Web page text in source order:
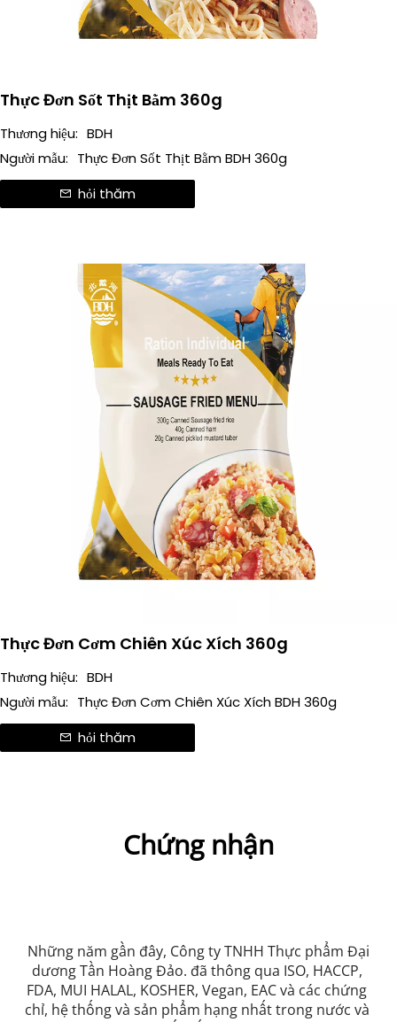
Thực Đơn Sốt Thịt Bằm 360g
Thương hiệu: BDH
Người mẫu: Thực Đơn Sốt Thịt Bằm BDH 360g
hỏi thăm
Thực Đơn Cơm Chiên Xúc Xích 360g
Thương hiệu: BDH
Người mẫu: Thực Đơn Cơm Chiên Xúc Xích BDH 360g
hỏi thăm
Chứng nhận
dương Tần Hoàng Đảo. đã thông qua ISO, HACCP,
FDA, MUI HALAL, KOSHER, Vegan, EAC và các chứng
chỉ, hệ thống và sản phẩm hạng nhất trong nước và